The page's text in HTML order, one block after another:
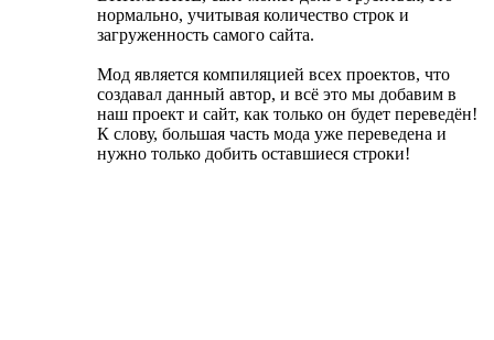
нормально, учитывая количество строк и
загруженность самого сайта.
Мод является компиляцией всех проектов, что
создавал данный автор, и всё это мы добавим в
наш проект и сайт, как только он будет переведён!
К слову, большая часть мода уже переведена и
нужно только добить оставшиеся строки!